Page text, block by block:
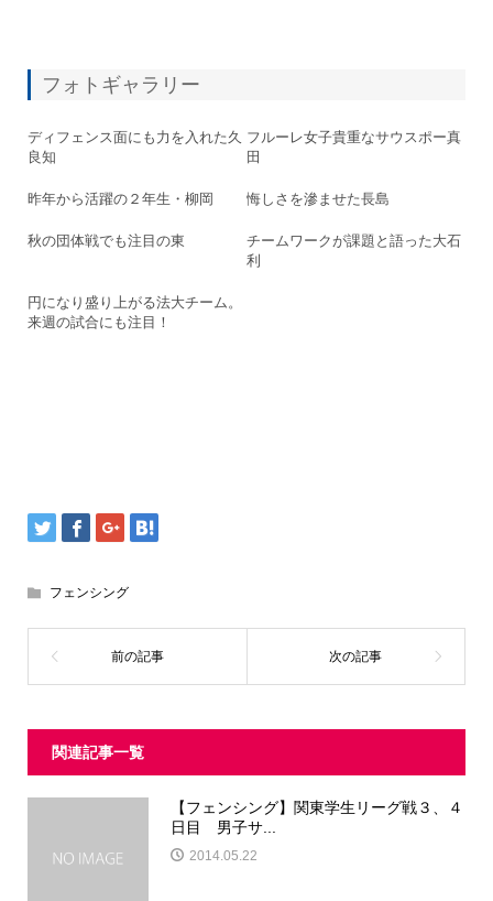
フォトギャラリー
ディフェンス面にも力を入れた久
良知
フルーレ女子貴重なサウスポー真
田
昨年から活躍の２年生・柳岡 悔しさを滲ませた長島
秋の団体戦でも注目の東
チームワークが課題と語った大石
利
円になり盛り上がる法大チーム。
来週の試合にも注目！
フェンシング
関連記事一覧
【フェンシング】関東学生リーグ戦３、４
日目 男子サ...
2014.05.22